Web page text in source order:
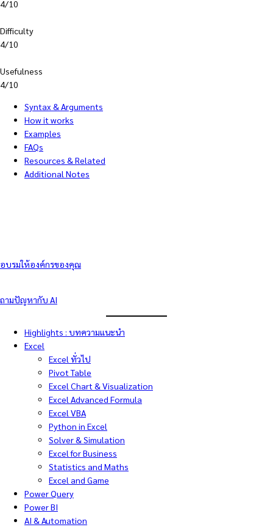
4/10
Difficulty
4/10
Usefulness
4/10
Syntax & Arguments
How it works
Examples
FAQs
Resources & Related
Additional Notes
อบรมให้องค์กรของคุณ
ถามปัญหากับ AI
Highlights : บทความแนะนำ
Excel
Excel ทั่วไป
Pivot Table
Excel Chart & Visualization
Excel Advanced Formula
Excel VBA
Python in Excel
Solver & Simulation
Excel for Business
Statistics and Maths
Excel and Game
Power Query
Power BI
AI & Automation